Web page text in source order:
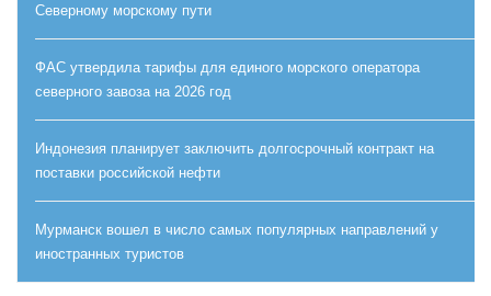
Северному морскому пути
ФАС утвердила тарифы для единого морского оператора
северного завоза на 2026 год
Индонезия планирует заключить долгосрочный контракт на
поставки российской нефти
Мурманск вошел в число самых популярных направлений у
иностранных туристов